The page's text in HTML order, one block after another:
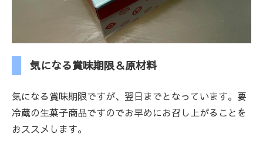
気になる賞味期限＆原材料
気になる賞味期限ですが、翌日までとなっています。要
冷蔵の生菓子商品ですのでお早めにお召し上がることを
おススメします。